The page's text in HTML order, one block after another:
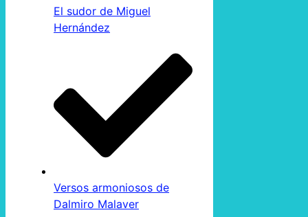
El sudor de Miguel
Hernández
Versos armoniosos de
Dalmiro Malaver